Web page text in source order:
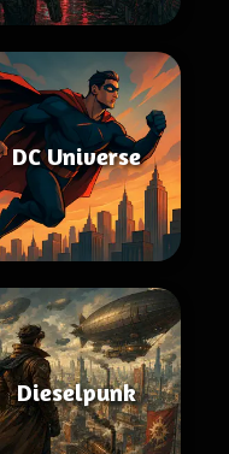
DC Universe
Dieselpunk